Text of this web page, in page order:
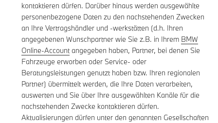
kontaktieren dürfen. Darüber hinaus werden ausgewählte
personenbezogene Daten zu den nachstehenden Zwecken
an Ihre Vertragshändler und -werkstätten (d.h. Ihren
angegebenen Wunschpartner wie Sie z.B. in Ihrem BMW
Online-Accountangegeben haben, Partner, bei denen Sie
Fahrzeuge erworben oder Service- oder
Beratungsleistungen genutzt haben bzw. Ihren regionalen
Partner) übermittelt werden, die Ihre Daten verarbeiten,
auswerten und Sie über Ihre ausgewählten Kanäle für die
nachstehenden Zwecke kontaktieren dürfen.
Aktualisierungen dürfen unter den genannten Gesellschaften